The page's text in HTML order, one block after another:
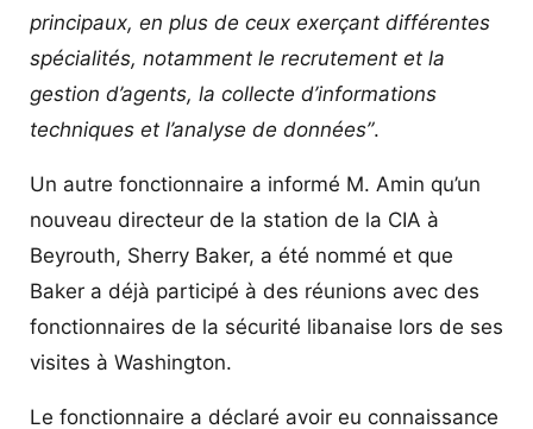
principaux, en plus de ceux exerçant différentes
spécialités, notamment le recrutement et la
gestion d’agents, la collecte d’informations
techniques et l’analyse de données”.
Un autre fonctionnaire a informé M. Amin qu’un
nouveau directeur de la station de la CIA à
Beyrouth, Sherry Baker, a été nommé et que
Baker a déjà participé à des réunions avec des
fonctionnaires de la sécurité libanaise lors de ses
visites à Washington.
Le fonctionnaire a déclaré avoir eu connaissance